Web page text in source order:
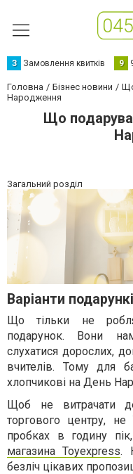
З Замовлення квитків 9
Головна Бізнес новини
Народження
Що
Загальний розділ
Варіанти
Що тільки не
подарунок. Вони
слухатися дорослих,
вчителів. Тому для
хлопчикові на День
Щоб не витрачати
торгового центру,
пробках в годину
магазина Toyexpress.
безліч цікавих